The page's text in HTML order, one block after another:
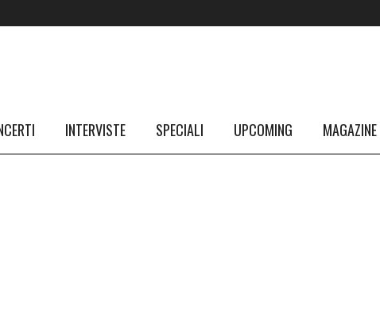
INTERVISTE SPECIALI UPCOMING MAGAZINE